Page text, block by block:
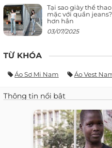
Tại sao giày thể
mặc với quần
hơn hẳn
03/07/2025
TỪ KHÓA
Áo Sơ Mi Nam Áo Vest
Thông tin nổi bật